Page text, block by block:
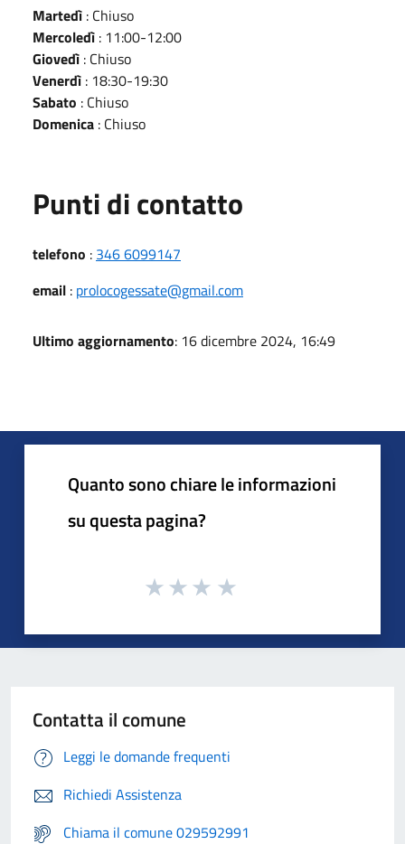
Martedì : Chiuso
Mercoledì : 11:00-12:00
Giovedì : Chiuso
Venerdì : 18:30-19:30
Sabato : Chiuso
Domenica : Chiuso
Punti di contatto
telefono : 346 6099147
email : prolocogessate@gmail.com
Ultimo aggiornamento: 16 dicembre 2024, 16:49
Quanto sono chiare le informazioni
su questa pagina?
Contatta il comune
Leggi le domande frequenti
Richiedi Assistenza
Chiama il comune 029592991